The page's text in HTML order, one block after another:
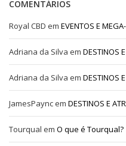
COMENTÁRIOS
Royal CBD em EVENTOS E
Adriana da Silva em DESTINOS
Adriana da Silva em DESTINOS
JamesPaync em DESTINOS E
Tourqual em O que é Tourqual?